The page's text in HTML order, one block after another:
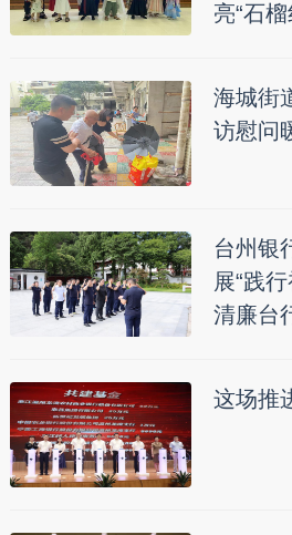
亮“石
海城街
访慰问
台州银
展“践
清廉台
这场推